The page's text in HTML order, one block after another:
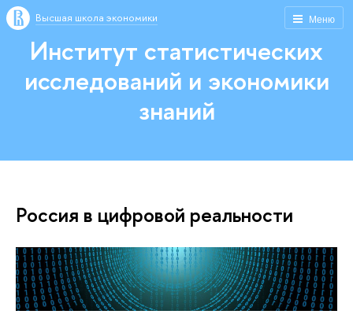
Меню
Высшая школа экономики
Институт статистических
исследований и экономики
знаний
Россия в цифровой реальности